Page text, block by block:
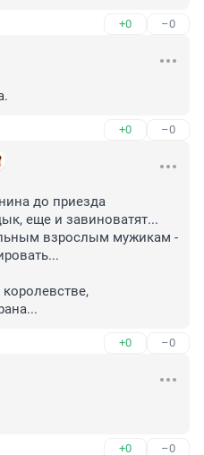
+0 –0
+0 –0
до приезда
еще и завиноватят...
взрослым мужикам -
+0 –0
+0 –0